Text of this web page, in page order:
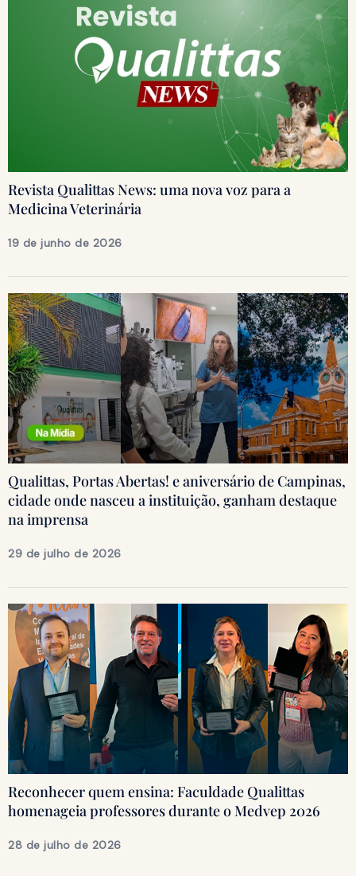
Revista Qualittas News: uma nova voz para a
Medicina Veterinária
19 de junho de 2026
Qualittas, Portas Abertas! e aniversário de Campinas,
cidade onde nasceu a instituição, ganham destaque
na imprensa
29 de julho de 2026
Reconhecer quem ensina: Faculdade Qualittas
homenageia professores durante o Medvep 2026
28 de julho de 2026